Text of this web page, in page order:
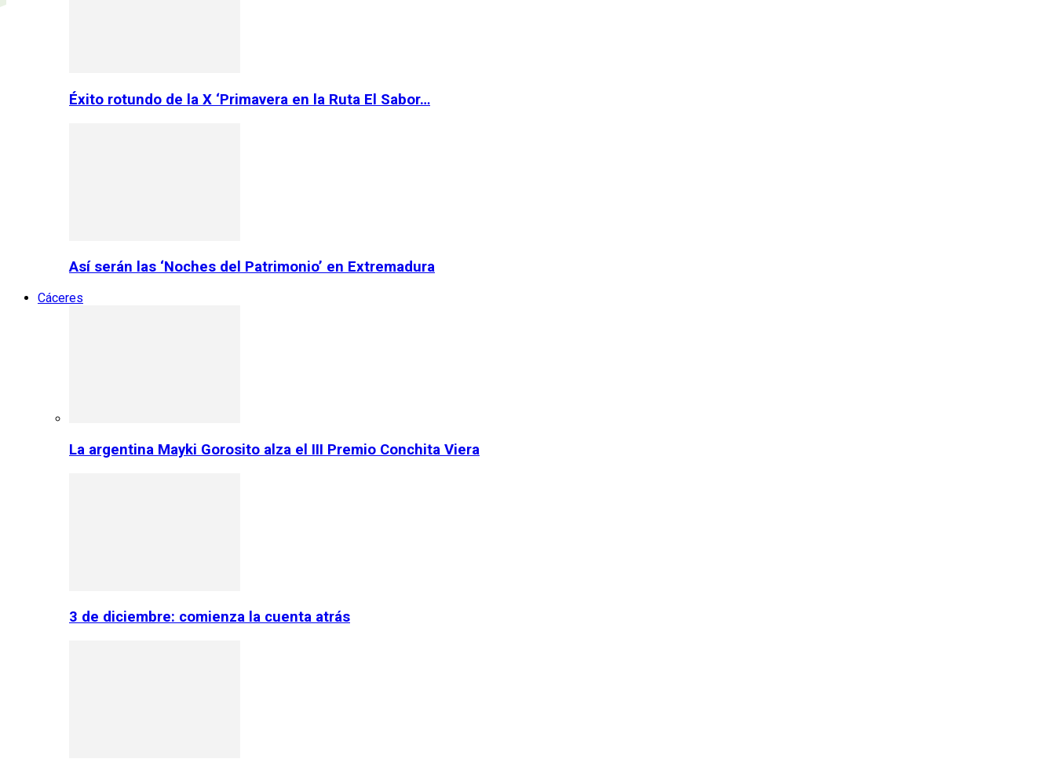
Éxito rotundo de la X ‘Primavera en la Ruta El Sabor…
Así serán las ‘Noches del Patrimonio’ en Extremadura
Cáceres
La argentina Mayki Gorosito alza el III Premio Conchita Viera
3 de diciembre: comienza la cuenta atrás